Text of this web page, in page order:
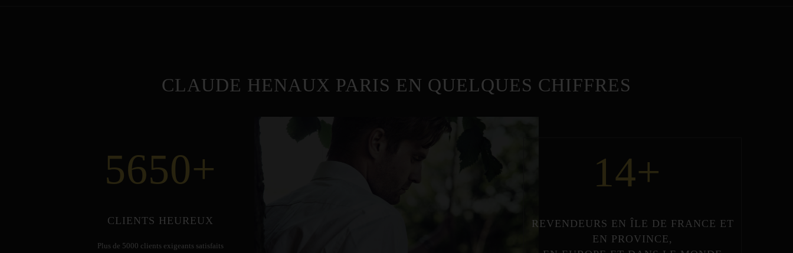
CLAUDE HENAUX PARIS EN QUELQUES CHIFFRES
5650+
CLIENTS HEUREUX
Plus de 5000 clients exigeants satisfaits
14+
REVENDEURS EN ÎLE DE FRANCE ET
EN PROVINCE,